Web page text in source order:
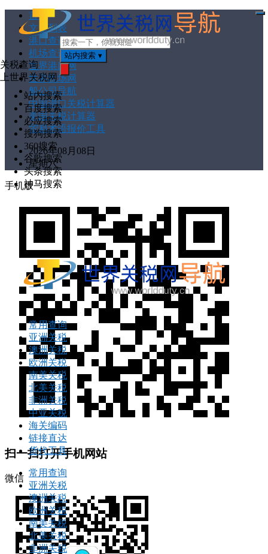
首页
文章列表
港口查询
机场查询
世界港口网
世界机场网
船公司导航
中国进口关税计算器
美国关税计算器
贸易术语报价工具
2026年08月08日
星期六
关税查询
上世界关税网
站内搜索 ▾
站内搜索
百度搜索
必应搜索
搜狗搜索
360搜索
谷歌搜索
头条搜索
神马搜索
搜
索
手机版
扫一扫打开手机网站
微信
打
常用查询
亚洲关税
澳洲关税
欧洲关税
南美关税
北美关税
非洲关税
中亚关税
海关编码
链接直达
货代工具
常用查询
亚洲关税
澳洲关税
欧洲关税
南美关税
北美关税
非洲关税